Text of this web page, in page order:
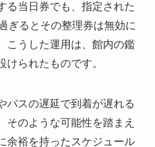
る当日券でも、指定された
ぎるとその整理券は無効に
こうした運用は、館内の鑑
けられたものです。
バスの遅延で到着が遅れる
そのような可能性を踏まえ
余裕を持ったスケジュール